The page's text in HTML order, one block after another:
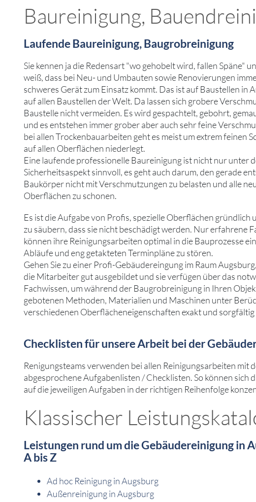
Baureinigung,
Laufende Baureinigung, Baugrobreinigung
Sie kennen ja die Redensart "wo gehobelt wird, fallen Späne"
weiß, dass bei Neu- und Umbauten sowie Renovierungen
schweres Gerät zum Einsatz kommt. Das ist auf Baustellen in
auf allen Baustellen der Welt. Da lassen sich grobere
Baustelle nicht vermeiden. Es wird gespachtelt, gebohrt,
und es entstehen immer grober aber auch sehr feine
bei allen Trockenbauarbeiten geht es meist um extrem feinen
auf allen Oberflächen niederlegt.
Eine laufende professionelle Baureinigung ist nicht nur unter
Sicherheitsaspekt sinnvoll, es geht auch darum, den gerade
Baukörper nicht mit Verschmutzungen zu belasten und alle
Oberflächen zu schonen.
Es ist die Aufgabe von Profis, spezielle Oberflächen gründlich
zu säubern, dass sie nicht beschädigt werden. Nur erfahrene
können ihre Reinigungsarbeiten optimal in die Bauprozesse
Abläufe und eng getakteten Terminpläne zu stören.
Gehen Sie zu einer Profi-Gebäudereingung im Raum
die Mitarbeiter gut ausgebildet und sie verfügen über das
Fachwissen, um während der Baugrobreinigung in Ihren
gebotenen Methoden, Materialien und Maschinen unter
verschiedenen Oberflächeneigenschaften exakt und
Checklisten für unsere Arbeit bei der
Renigungsteams verwenden bei allen Reinigungsarbeiten mit
abgesprochene Aufgabenlisten / Checklisten. So können sich
auf die jeweiligen Aufgaben in der richtigen Reihenfolge
Klassischer
Leistungen rund um die Gebäudereinigung in
A bis Z
Ad hoc Reinigung in Augsburg
Außenreinigung in Augsburg